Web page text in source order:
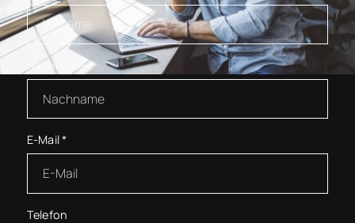
Nachname*
E-Mail*
Telefon